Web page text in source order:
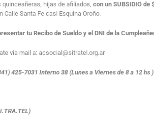
quinceañeras, hijas de afiliados,con un SUBSIDIO de
Calle Santa Fe casi Esquina Oroño.
tu Recibo de Sueldo y el DNI de la
vía mail a:acsocial@sitratel.org.ar
425-7031 Interno 38 (Lunes a Viernes de 8 a 12 hs )